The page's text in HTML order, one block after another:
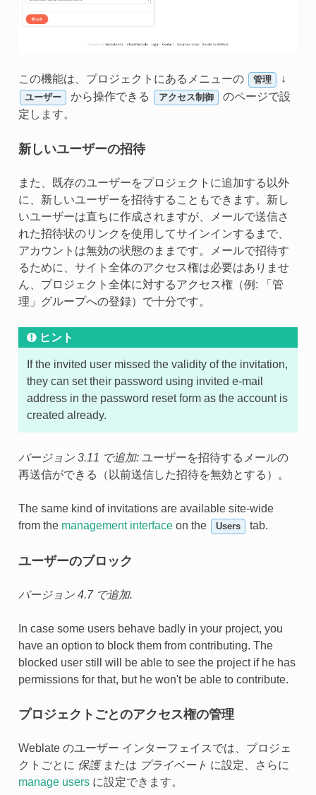
この機能は、プロジェクトにあるメニューの 管理 ↓
ユーザー から操作できる アクセス制御
のページで設
定します。
新しいユーザーの招待
また、既存のユーザーをプロジェクトに追加する以外
に、新しいユーザーを招待することもできます。新し
いユーザーは直ちに作成されますが、メールで送信さ
れた招待状のリンクを使用してサインインするまで、
アカウントは無効の状態のままです。メールで招待す
るために、サイト全体のアクセス権は必要はありませ
ん、プロジェクト全体に対するアクセス権（例: 「管
理」グループへの登録）で十分です。
ヒント
If the invited user missed the validity of the invitation,
they can set their password using invited e-mail
address in the password reset form as the account is
created already.
バージョン 3.11 で追加: ユーザーを招待するメールの
再送信ができる（以前送信した招待を無効とする）。
The same kind of invitations are available site-wide
from the management interfaceon the Users tab.
ユーザーのブロック
バージョン 4.7 で追加.
In case some users behave badly in your project, you
have an option to block them from contributing. The
blocked user still will be able to see the project if he has
permissions for that, but he won't be able to contribute.
プロジェクトごとのアクセス権の管理
Weblate のユーザー インターフェイスでは、プロジェ
クトごとに 保護または プライベート に設定、さらに
manage usersに設定できます。